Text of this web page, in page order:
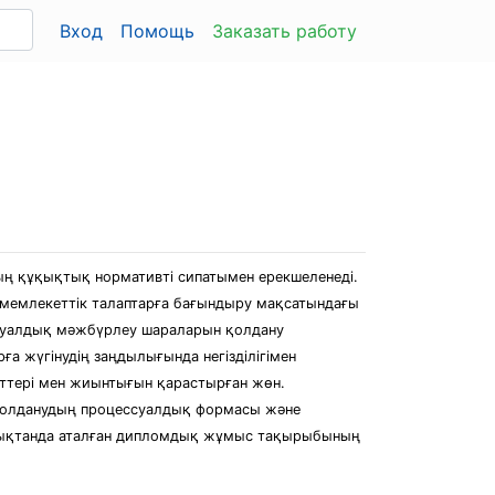
Вход Помощь Заказать работу
нормативті сипатымен ерекшеленеді.
талаптарға бағындыру мақсатындағы
мәжбүрлеу шараларын қолдану
заңдылығында негізділігімен
мен жиынтығын қарастырған жөн.
процессуалдық формасы және
аталған дипломдық жұмыс тақырыбының